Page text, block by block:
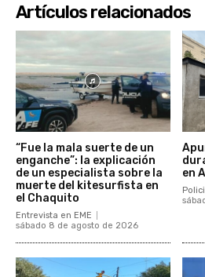
Artículos relacionados
“Fue la mala suerte de un
enganche”: la explicación
de un especialista sobre la
muerte del kitesurfista en
el Chaquito
Entrevista en EME
sábado 8 de agosto de 2026
en